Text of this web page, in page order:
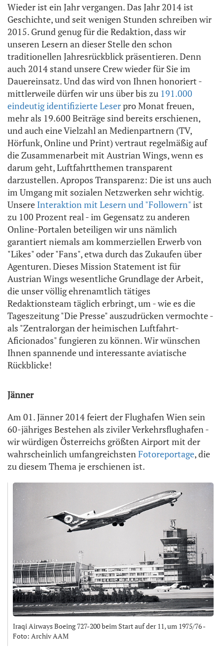
Wieder ist ein Jahr vergangen. Das Jahr 2014 ist
Geschichte, und seit wenigen Stunden schreiben wir
2015. Grund genug für die Redaktion, dass wir
unseren Lesern an dieser Stelle den schon
traditionellen Jahresrückblick präsentieren. Denn
auch 2014 stand unsere Crew wieder für Sie im
Dauereinsatz. Und das wird von Ihnen honoriert -
mittlerweile dürfen wir uns über bis zu 191.000
eindeutig identifizierte Leserpro Monat freuen,
mehr als 19.600 Beiträge sind bereits erschienen,
und auch eine Vielzahl an Medienpartnern (TV,
Hörfunk, Online und Print) vertraut regelmäßig auf
die Zusammenarbeit mit Austrian Wings, wenn es
darum geht, Luftfahrtthemen transparent
darzustellen. Apropos Transparenz: Die ist uns auch
im Umgang mit sozialen Netzwerken sehr wichtig.
Unsere Interaktion mit Lesern und "Followern"ist
zu 100 Prozent real - im Gegensatz zu anderen
Online-Portalen beteiligen wir uns nämlich
garantiert niemals am kommerziellen Erwerb von
"Likes" oder "Fans", etwa durch das Zukaufen über
Agenturen. Dieses Mission Statement ist für
Austrian Wings wesentliche Grundlage der Arbeit,
die unser völlig ehrenamtlich tätiges
Redaktionsteam täglich erbringt, um - wie es die
Tageszeitung "Die Presse" auszudrücken vermochte -
als "Zentralorgan der heimischen Luftfahrt-
Aficionados" fungieren zu können. Wir wünschen
Ihnen spannende und interessante aviatische
Rückblicke!
Jänner
Am 01. Jänner 2014 feiert der Flughafen Wien sein
60-jähriges Bestehen als ziviler Verkehrsflughafen -
wir würdigen Österreichs größten Airport mit der
wahrscheinlich umfangreichstenFotoreportage, die
zu diesem Thema je erschienen ist.
Iraqi Airways Boeing 727-200 beim Start auf der 11, um 1975/76 -
Foto: Archiv AAM